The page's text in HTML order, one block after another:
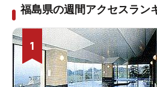
福島県の週間アクセスラン
1